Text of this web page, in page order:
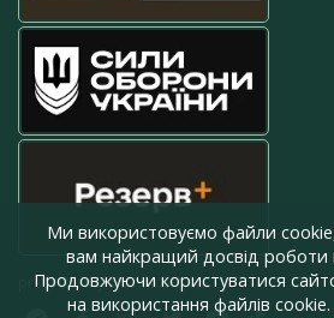
press@armyinform.com.ua
Ми використовуємо файли
вам найкращий досвід роботи
Продовжуючи користуватися
на використання файлів